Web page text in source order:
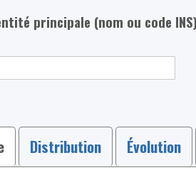
principale (nom ou code INS)
Distribution Évolution